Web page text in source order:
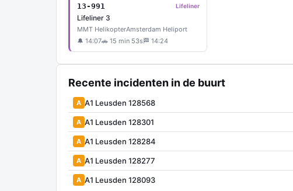
13-991 Lifeliner
Lifeliner 3
MMT HelikopterAmsterdam Heliport
🔔 14:07🚗 15 min 53s 🏁 14:24
Recente incidenten in de buurt
A A1 Leusden 128568
A A1 Leusden 128301
A A1 Leusden 128284
A A1 Leusden 128277
A A1 Leusden 128093